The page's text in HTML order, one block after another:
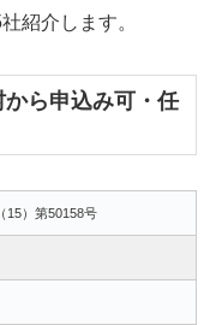
紹介します。
ら申込み可・任
15）第50158号